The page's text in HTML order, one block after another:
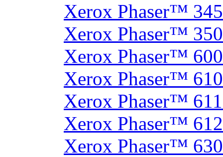
Xerox Phaser™
Xerox Phaser™
Xerox Phaser™
Xerox Phaser™
Xerox Phaser™
Xerox Phaser™
Xerox Phaser™